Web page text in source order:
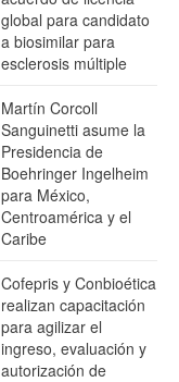
global para candidato
a biosimilar para
esclerosis múltiple
Martín Corcoll
Sanguinetti asume la
Presidencia de
Boehringer Ingelheim
para México,
Centroamérica y el
Caribe
Cofepris y Conbioética
realizan capacitación
para agilizar el
ingreso, evaluación y
autorización de